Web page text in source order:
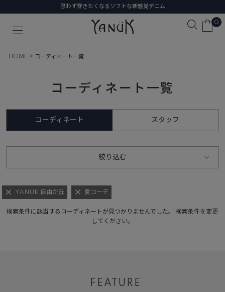
思わず穿きたくなるソフトな新感覚デニム
0
HOME コーディネート一覧
コーディネート一覧
コーディネート スタッフ
絞り込む
YANUK 自由が丘 夏コーデ
検索条件に該当するコーディネートが見つかりませんでした。 検索条件を変更
してください。
FEATURE